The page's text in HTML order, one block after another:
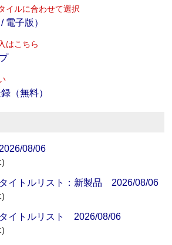
イルに合わせて選択
電子版）
はこちら
（無料）
08/06
イトルリスト：新製品 2026/08/06
イトルリスト 2026/08/06